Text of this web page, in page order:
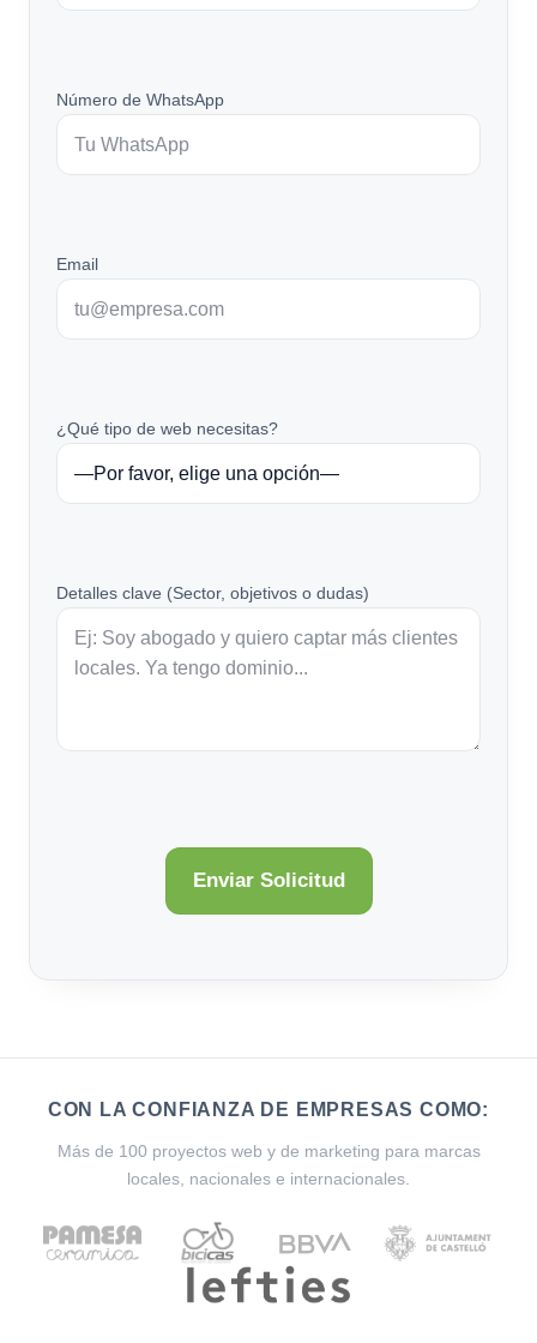
Número de WhatsApp
Email
¿Qué tipo de web necesitas?
Detalles clave (Sector, objetivos o dudas)
CON LA CONFIANZA DE EMPRESAS COMO:
Más de 100 proyectos web y de marketing para marcas
locales, nacionales e internacionales.